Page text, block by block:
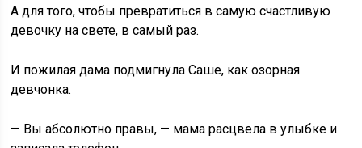
А для того, чтобы превратиться в самую счастливую
девочку на свете, в самый раз.
И пожилая дама подмигнула Саше, как озорная
девчонка.
— Вы абсолютно правы, — мама расцвела в улыбке и